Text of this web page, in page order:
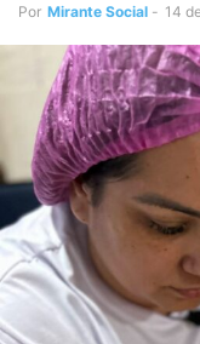
Por Mirante Social - 14